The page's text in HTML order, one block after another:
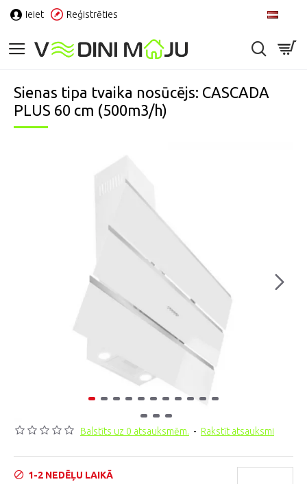
Ieiet Reģistrēties
Sienas tipa tvaika nosūcējs: CASCADA
PLUS 60 cm (500m3/h)
Balstīts uz 0 atsauksmēm. - Rakstīt atsauksmi
1-2 NEDĒĻU LAIKĀ